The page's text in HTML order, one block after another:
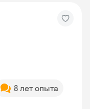
8 лет опыта